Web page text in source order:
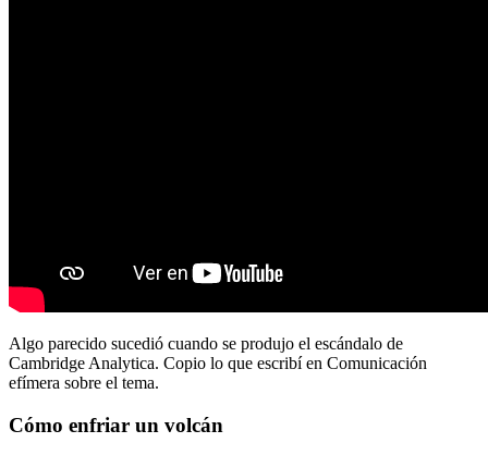
Algo parecido sucedió cuando se produjo el escándalo de
Cambridge Analytica. Copio lo que escribí en Comunicación
efímera sobre el tema.
Cómo enfriar un volcán